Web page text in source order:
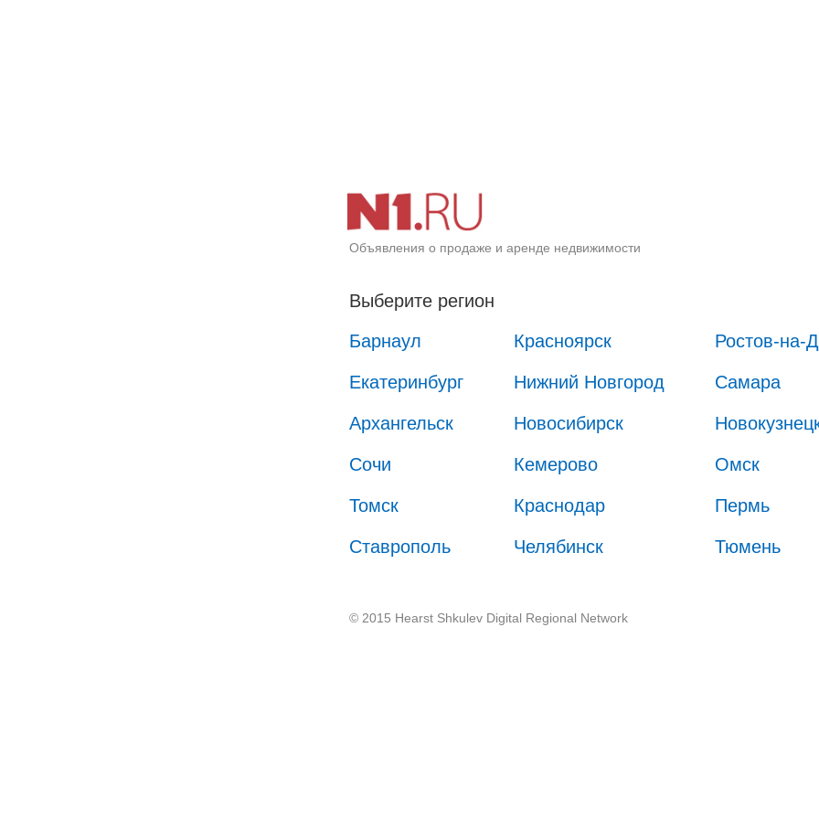
Объявления о продаже и аренде недвижимости
Выберите регион
Барнаул
Красноярск Ростов-на-
Екатеринбург Нижний Новгород Самара
Архангельск Новосибирск
Сочи Кемерово Омск
Томск Краснодар Пермь
Ставрополь Челябинск Тюмень
© 2015 Hearst Shkulev Digital Regional Network